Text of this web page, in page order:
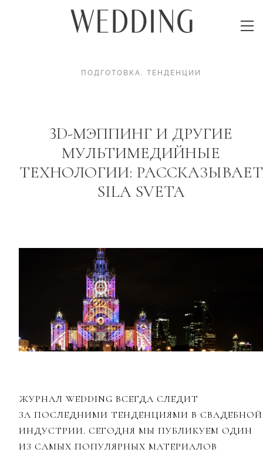
ПОДГОТОВКА. ТЕНДЕНЦИИ
3D-МЭППИНГ И ДРУГИЕ
МУЛЬТИМЕДИЙНЫЕ
ТЕХНОЛОГИИ: РАССКАЗЫВАЕТ
SILA SVETA
ЖУРНАЛ WEDDING ВСЕГДА СЛЕДИТ
ЗА ПОСЛЕДНИМИ ТЕНДЕНЦИЯМИ В СВАДЕБНОЙ
ИНДУСТРИИ. СЕГОДНЯ МЫ ПУБЛИКУЕМ ОДИН
ИЗ САМЫХ ПОПУЛЯРНЫХ МАТЕРИАЛОВ